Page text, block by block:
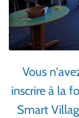
Vous
inscrire à la
Smart